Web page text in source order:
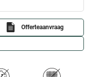
Offerteaanvraag